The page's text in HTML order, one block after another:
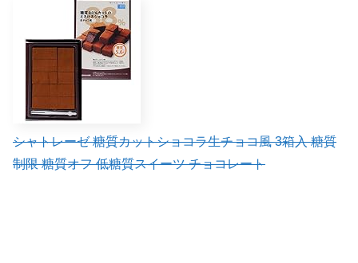
シャトレーゼ 糖質カットショコラ生チョコ風 3箱入 糖質
制限 糖質オフ 低糖質スイーツ チョコレート